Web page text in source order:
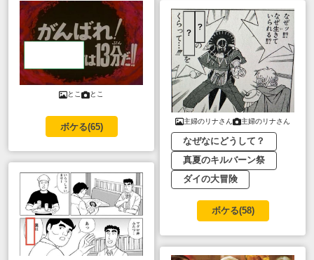
とこ とこ
ボケる(65)
主婦のリナさん 主婦のリナさん
なぜなにどうして？
真夏のキルバーン祭
ダイの大冒険
ボケる(58)